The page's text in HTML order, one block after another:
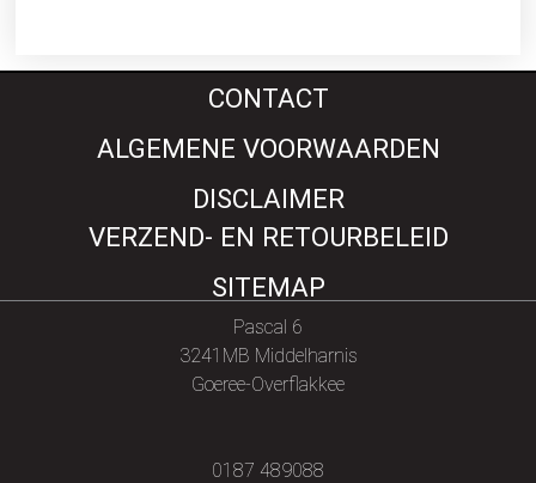
CONTACT
ALGEMENE VOORWAARDEN
DISCLAIMER
VERZEND- EN RETOURBELEID
SITEMAP
Pascal 6
3241MB Middelharnis
Goeree-Overflakkee
0187 489088